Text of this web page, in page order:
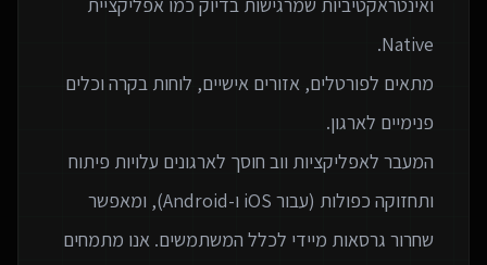
ואינטראקטיביות שמרגישות בדיוק כמו אפליקציית
מתאים לפורטלים, אזורים אישיים, לוחות בקרה וכלים
המעבר לאפליקציות ווב חוסך לארגונים עלויות פיתוח
ותחזוקה כפולות (עבור iOS ו-Android), ומאפשר
שחרור גרסאות מיידי לכלל המשתמשים. אנו מתמחים